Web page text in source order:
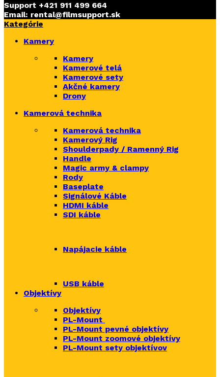
Support +421 911 499 664
Email: rental@filmsupport.sk
Kategórie
Kamery
Kamery
Kamerové telá
Kamerové sety
Akčné kamery
Drony
Kamerová technika
Kamerová technika
Kamerový Rig
Shoulderpady / Ramenný Rig
Handle
Magic army & clampy
Rody
Baseplate
Signálové Káble
HDMI káble
SDI káble
Napájacie káble
USB káble
Objektívy
Objektívy
PL-Mount
PL-Mount pevné objektívy
PL-Mount zoomové objektívy
PL-Mount sety objektívov